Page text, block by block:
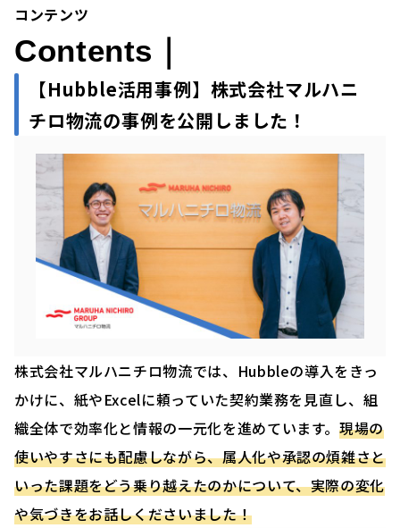
コンテンツ
Contents｜
【Hubble活用事例】株式会社マルハニ
チロ物流の事例を公開しました！
株式会社マルハニチロ物流では、Hubbleの導入をきっ
かけに、紙やExcelに頼っていた契約業務を見直し、組
織全体で効率化と情報の一元化を進めています。現場の
使いやすさにも配慮しながら、属人化や承認の煩雑さと
いった課題をどう乗り越えたのかについて、実際の変化
や気づきをお話しくださいました！